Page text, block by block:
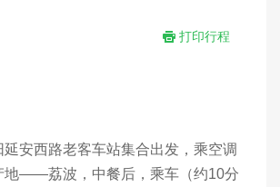
打印行程
安西路老客车站集合出发，乘空调
地——荔波，中餐后，乘车（约10分